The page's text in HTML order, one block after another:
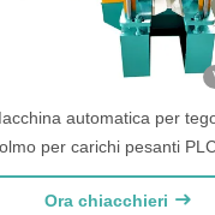
automatica per
per carichi pesanti PLC
coperture metalliche per
trasmissione elettrica
Ora chiacchieri